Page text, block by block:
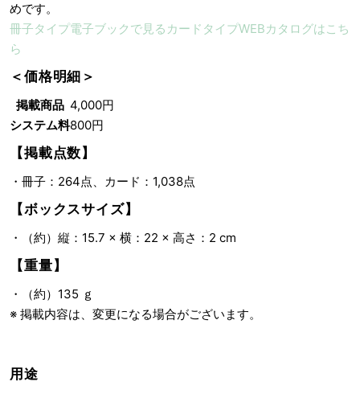
めです。
冊子タイプ電子ブックで見る カードタイプWEBカタログはこち
ら
＜価格明細＞
掲載商品 4,000円
システム料800円
【掲載点数】
・冊子：264点、カード：1,038点
【ボックスサイズ】
・（約）縦：15.7 × 横：22 × 高さ：2 cm
【重量】
・（約）135 ｇ
※ 掲載内容は、変更になる場合がございます。
用途